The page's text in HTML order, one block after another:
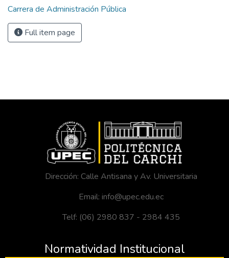
Carrera de Administración Pública
Full item page
Dirección: Calle Antisana y Av. Universitaria
Email: info@upec.edu.ec
Telf: (06) 2980 837 - 2984 435
Normatividad Institucional